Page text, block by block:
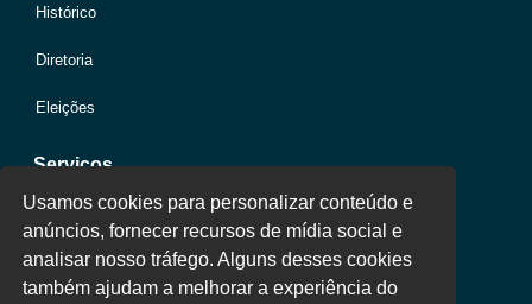
Histórico
Diretoria
Eleições
Serviços
Jurídico
Oportunidades
Usamos cookies para personalizar conteúdo e
anúncios, fornecer recursos de mídia social e
analisar nosso tráfego. Alguns desses cookies
também ajudam a melhorar a experiência do